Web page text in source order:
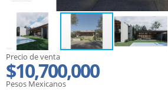
Precio de venta
$10,700,000
Pesos Mexicanos